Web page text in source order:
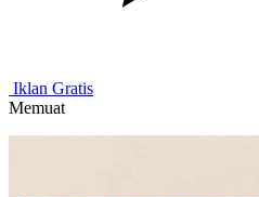
Iklan Gratis
Memuat